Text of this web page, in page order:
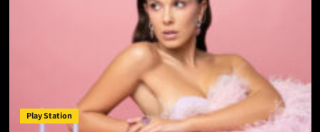
подготовки.
Рецензия
Play Station